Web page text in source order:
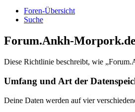
Foren-Übersicht
Suche
Forum.Ankh-
Diese Richtlinie beschreibt, wie
Umfang und Art der
Deine Daten werden auf vier